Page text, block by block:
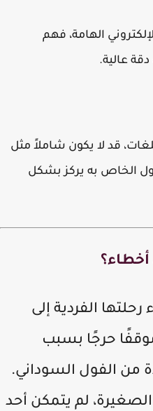
الهامة، فهم
عالية.
قد لا يكون شاملاً مثل
الخاص به يركز بشكل
الفردية إلى
حرجًا بسبب
الفول السوداني.
لم يتمكن أحد